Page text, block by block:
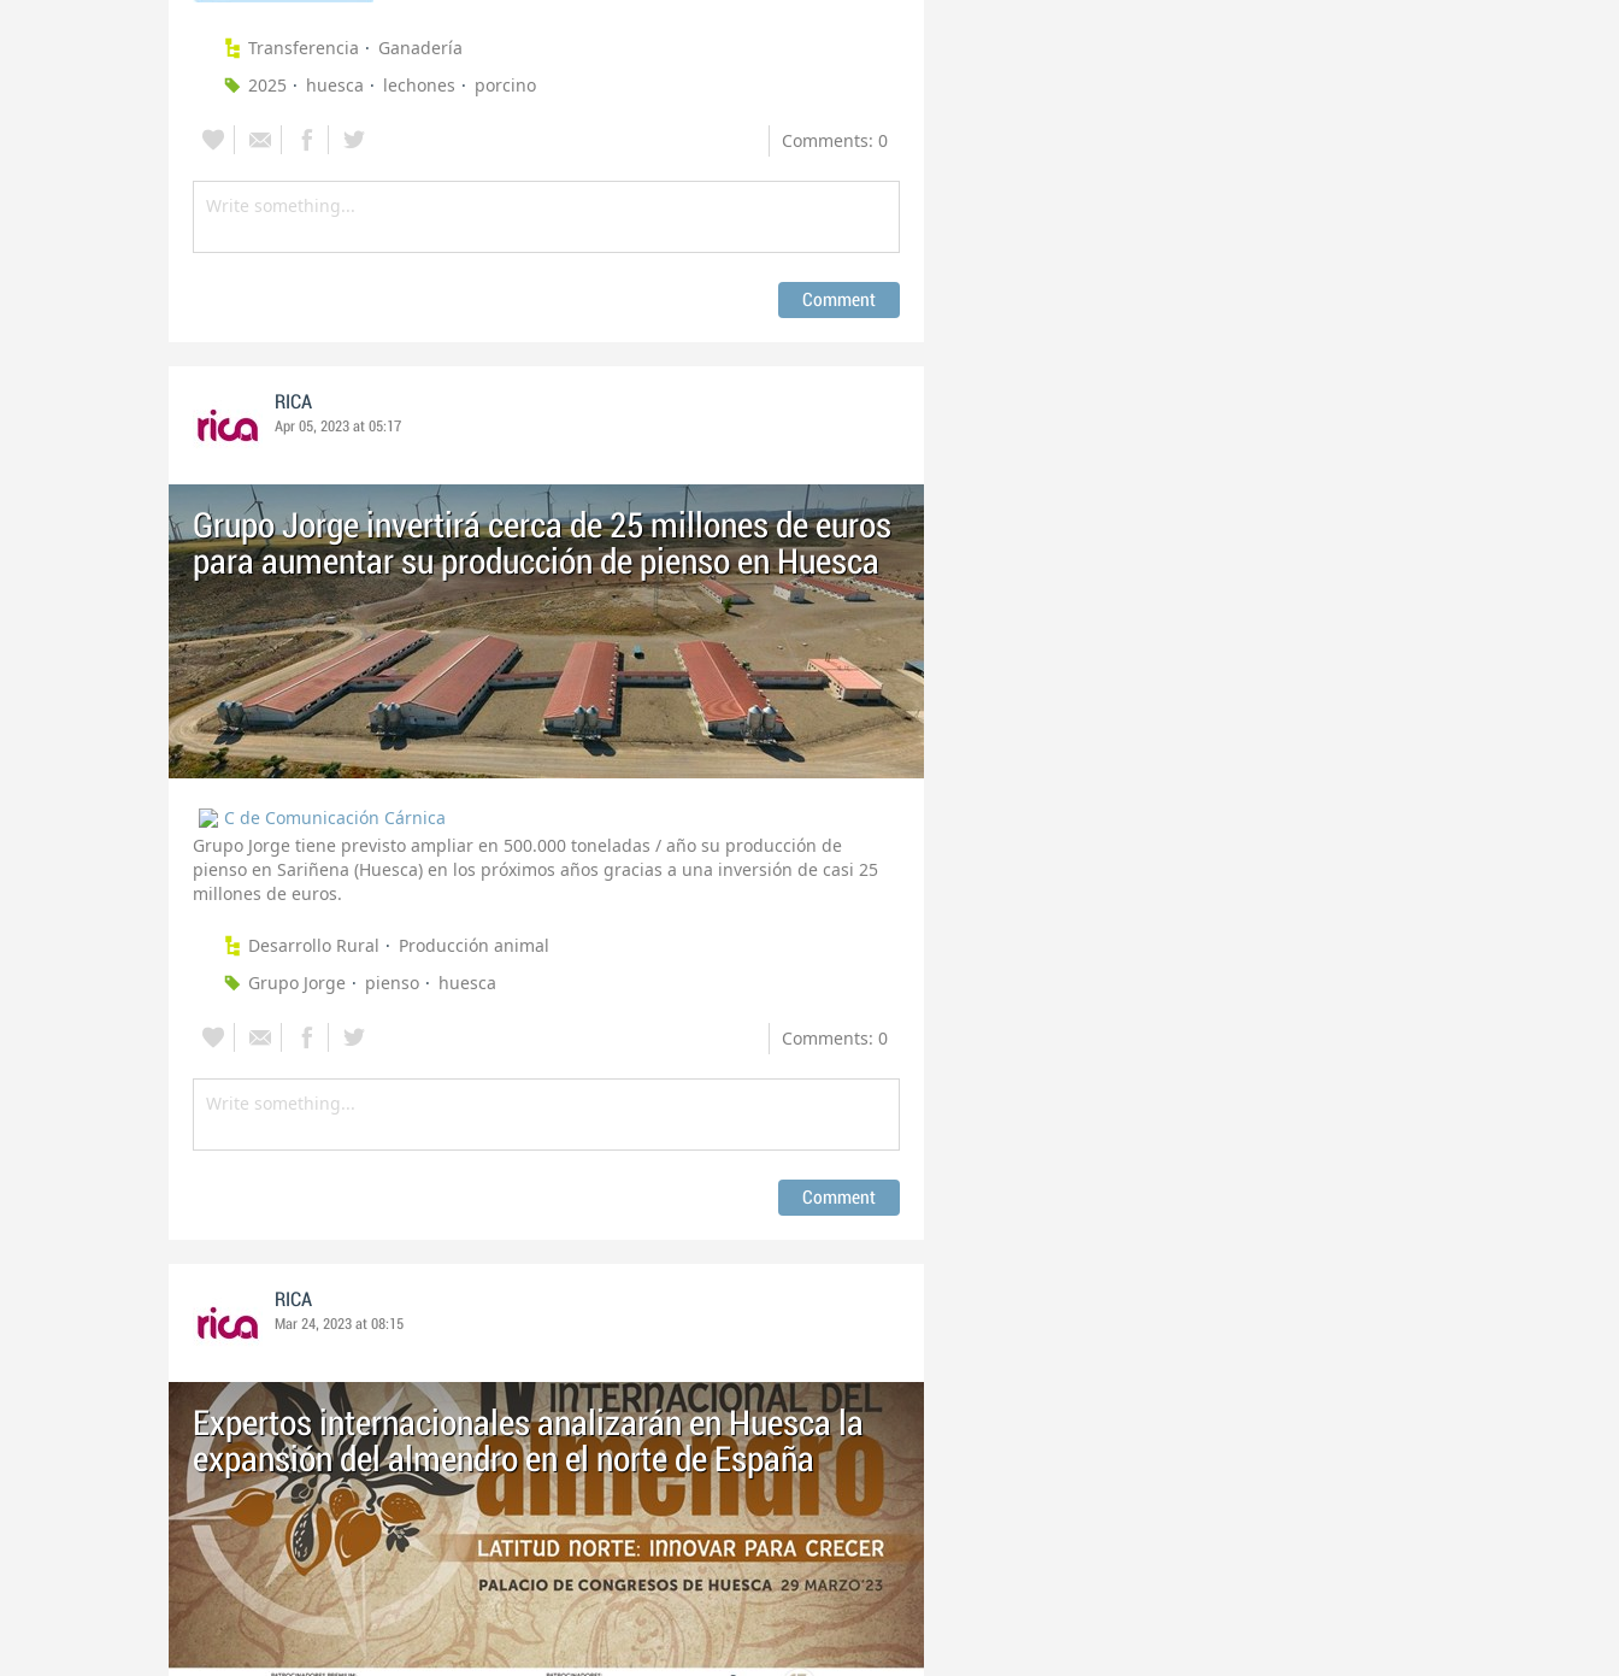
Transferencia
Ganadería
2025
huesca lechones porcino
Comments: 0
RICA
Apr 05, 2023 at 05:17
Grupo Jorge invertirá cerca de 25 millones de euros
para aumentar su producción de pienso en Huesca
C de Comunicación Cárnica
Grupo Jorge tiene previsto ampliar en 500.000 toneladas / año su producción de
pienso en Sariñena (Huesca) en los próximos años gracias a una inversión de casi 25
millones de euros.
Desarrollo Rural
Producción animal
Grupo Jorge
pienso huesca
Comments: 0
RICA
Mar 24, 2023 at 08:15
Expertos internacionales analizarán en Huesca la
expansión del almendro en el norte de España